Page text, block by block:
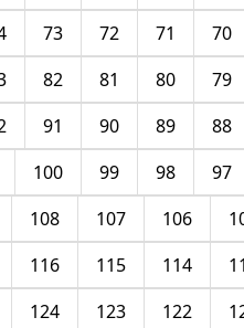
70
71
72
73
79
80
81
82
88
89
90
91
97
98
99
100
106
107
108
114
115
116
122
123
124